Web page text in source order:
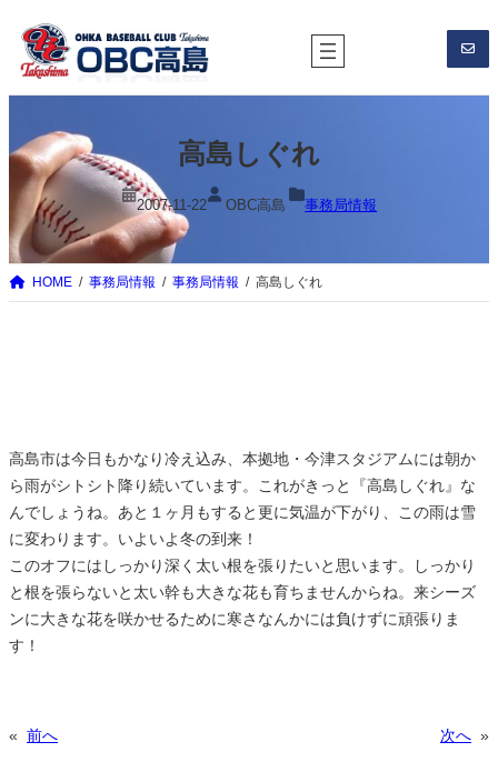
を
ス
ッ
高島しぐれ
2007-11-22 OBC高島 事務局情報
HOME 事務局情報 事務局情報 高島しぐれ
高島市は今日もかなり冷え込み、本拠地・今津スタジアムには朝か
ら雨がシトシト降り続いています。これがきっと『高島しぐれ』な
んでしょうね。あと１ヶ月もすると更に気温が下がり、この雨は雪
に変わります。いよいよ冬の到来！
このオフにはしっかり深く太い根を張りたいと思います。しっかり
と根を張らないと太い幹も大きな花も育ちませんからね。来シーズ
ンに大きな花を咲かせるために寒さなんかには負けずに頑張りま
す！
« 前へ 次へ »